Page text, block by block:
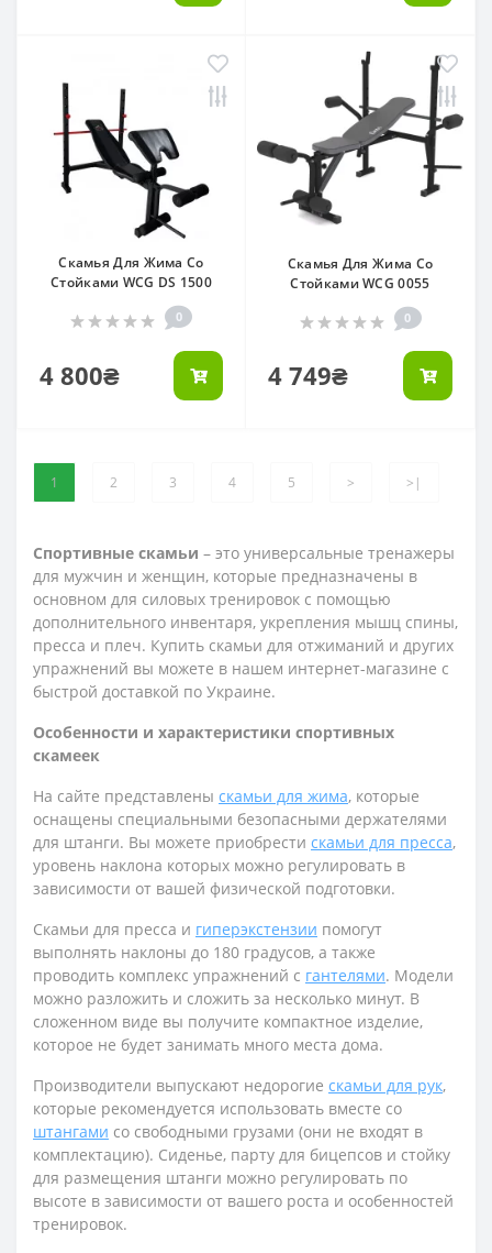
Скамья Для Жима Со
Стойками WCG DS 1500
0
4 800₴
Скамья Для Жима Со
Стойками WCG 0055
0
4 749₴
1 2 3 4 5 > >|
Спортивные скамьи – это универсальные тренажеры
для мужчин и женщин, которые предназначены в
основном для силовых тренировок с помощью
дополнительного инвентаря, укрепления мышц спины,
пресса и плеч. Купить скамьи для отжиманий и других
упражнений вы можете в нашем интернет-магазине с
быстрой доставкой по Украине.
Особенности и характеристики спортивных
скамеек
На сайте представлены скамьи для жима, которые
оснащены специальными безопасными держателями
для штанги. Вы можете приобрести скамьи для пресса,
уровень наклона которых можно регулировать в
зависимости от вашей физической подготовки.
Скамьи для пресса и гиперэкстензии помогут
выполнять наклоны до 180 градусов, а также
проводить комплекс упражнений с гантелями. Модели
можно разложить и сложить за несколько минут. В
сложенном виде вы получите компактное изделие,
которое не будет занимать много места дома.
Производители выпускают недорогие скамьи для рук,
которые рекомендуется использовать вместе со
штангами со свободными грузами (они не входят в
комплектацию). Сиденье, парту для бицепсов и стойку
для размещения штанги можно регулировать по
высоте в зависимости от вашего роста и особенностей
тренировок.